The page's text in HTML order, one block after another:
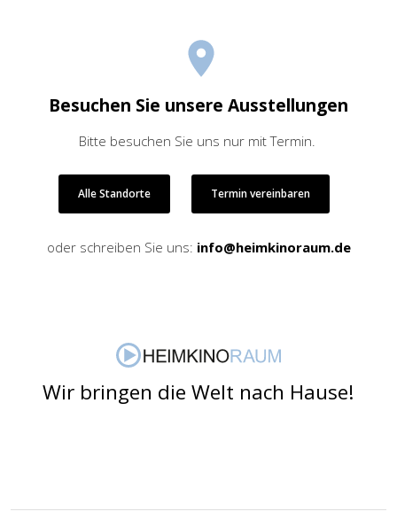
Besuchen Sie unsere Ausstellungen
Bitte besuchen Sie uns nur mit Termin.
Alle Standorte Termin vereinbaren
oder schreiben Sie uns: info@heimkinoraum.de
Wir bringen die Welt nach Hause!